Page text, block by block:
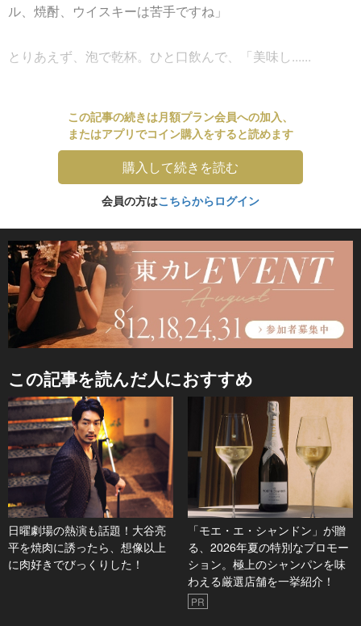
ル、焼酎、ウイスキーは苦手ですね」
とりあえず、泡で乾杯。ひと口飲んで、「美味し......
この記事の続きは月額プラン会員への加入、
またはアプリでコイン購入をすると読めます
購入して続きを読む
会員の方はこちらからログイン
この記事を読んだ人におすすめ
日曜劇場の熱演も話題！大谷亮
平を焼肉に誘ったら、想像以上
に肉好きでびっくりした！
「モエ・エ・シャンドン」が贈
る、2026年夏の特別なプロモー
ション。極上のシャンパンを味
わえる厳選店舗を一挙紹介！
PR